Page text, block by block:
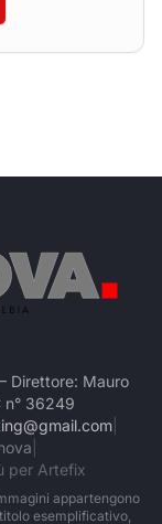
Direttore: Mauro
n° 36249
per Artefix
appartengono
esemplificativo,